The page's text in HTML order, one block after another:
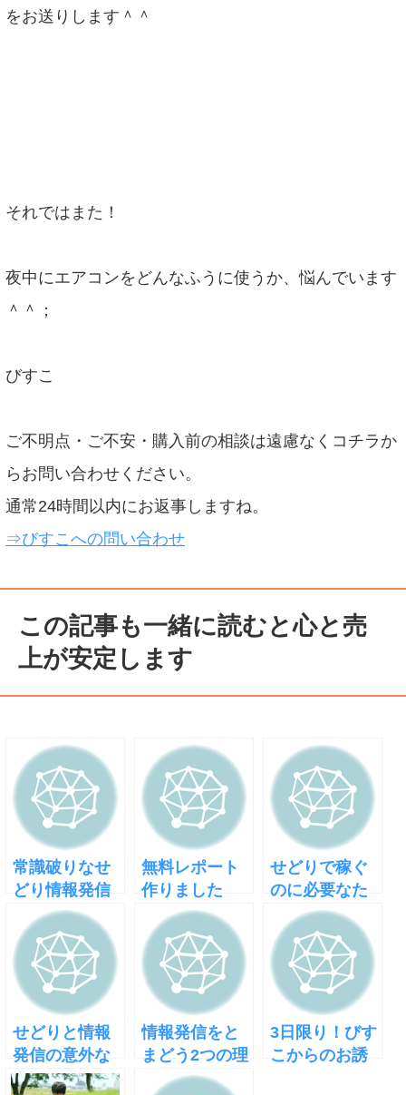
をお送りします＾＾
それではまた！
夜中にエアコンをどんなふうに使うか、悩んでいます
＾＾；
びすこ
ご不明点・ご不安・購入前の相談は遠慮なくコチラか
らお問い合わせください。
通常24時間以内にお返事しますね。
⇒びすこへの問い合わせ
この記事も一緒に読むと心と売
上が安定します
常識破りなせ
どり情報発信
無料レポート
作りました
せどりで稼ぐ
のに必要なた
った一つのス
キル
せどりと情報
発信の意外な
関係性
情報発信をと
まどう2つの理
3日限り！びす
こからのお誘